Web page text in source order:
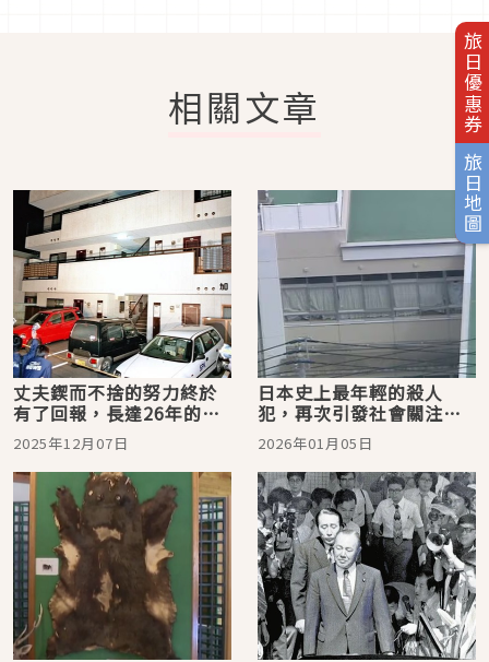
旅日優惠券
旅日地圖
相關文章
丈夫鍥而不捨的努力終於
有了回報，長達26年的懸
案「名古屋市西區主婦殺
害事件」終於破案
2025年12月07日
日本史上最年輕的殺人
犯，再次引發社會關注的
「佐世保市小六女童殺人
事件」
2026年01月05日